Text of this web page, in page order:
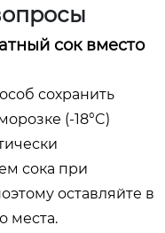
сок вместо
сохранить
(-18°C)
сока при
оставляйте в
места.